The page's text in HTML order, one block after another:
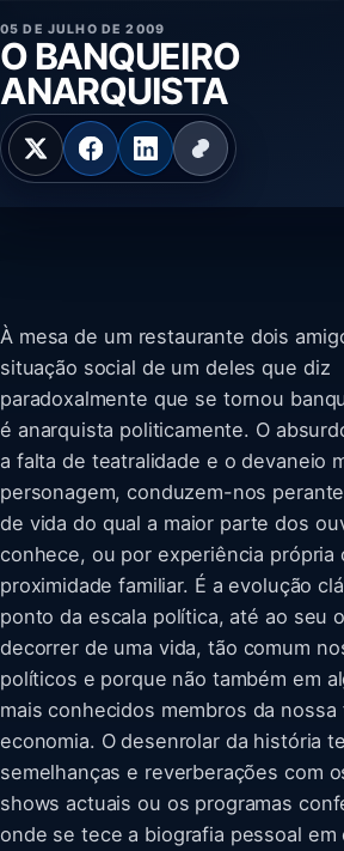
05 DE JULHO DE 2009
O BANQUEIRO
ANARQUISTA
À mesa de um restaurante dois
situação social de um deles que diz
paradoxalmente que se tornou
é anarquista politicamente. O
a falta de teatralidade e o devaneio
personagem, conduzem-nos
de vida do qual a maior parte dos
conhece, ou por experiência própria
proximidade familiar. É a evolução
ponto da escala política, até ao seu
decorrer de uma vida, tão comum
políticos e porque não também em
mais conhecidos membros da nossa
economia. O desenrolar da história
semelhanças e reverberações com
shows actuais ou os programas
onde se tece a biografia pessoal em